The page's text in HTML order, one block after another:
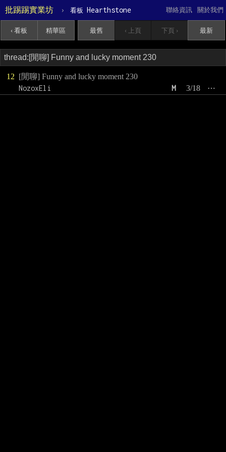
批踢踢實業坊 › 看板 Hearthstone 關於我們
聯絡資訊
‹ 看板 精華區 最舊 ‹ 上頁 下頁 › 最新
12 [閒聊] Funny and lucky moment 230
NozoxEli
⋯
3/18
M